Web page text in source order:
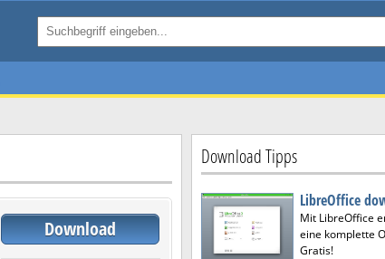
Download
Download Tipps
LibreOffice
Mit LibreOffice
eine komplette
Gratis!